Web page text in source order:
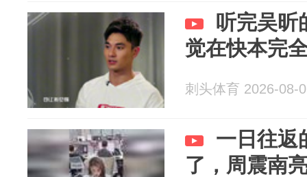
听完吴昕
觉在快本完
刺头体育 2026-08-
一日往返
了，周震南